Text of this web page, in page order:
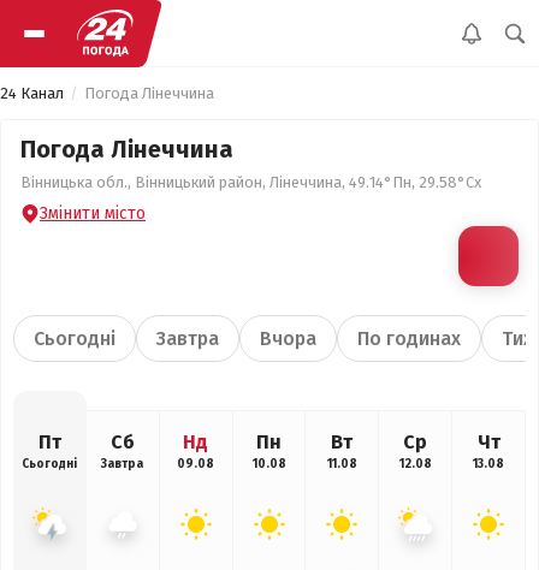
24 Канал Погода Лінеччина
Погода Лінеччина
Вінницька обл., Вінницький район, Лінеччина, 49.14°Пн, 29.58°Сх
Змінити місто
Сьогодні Завтра Вчора По годинах
Пт
Сьогодні
Сб
Завтра
Нд
09.08
Пн
10.08
Вт
11.08
Ср
12.08
Чт
13.08